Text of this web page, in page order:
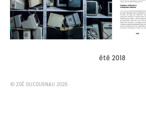
été 2018
© ZOÉ DUCOURNAU 2026